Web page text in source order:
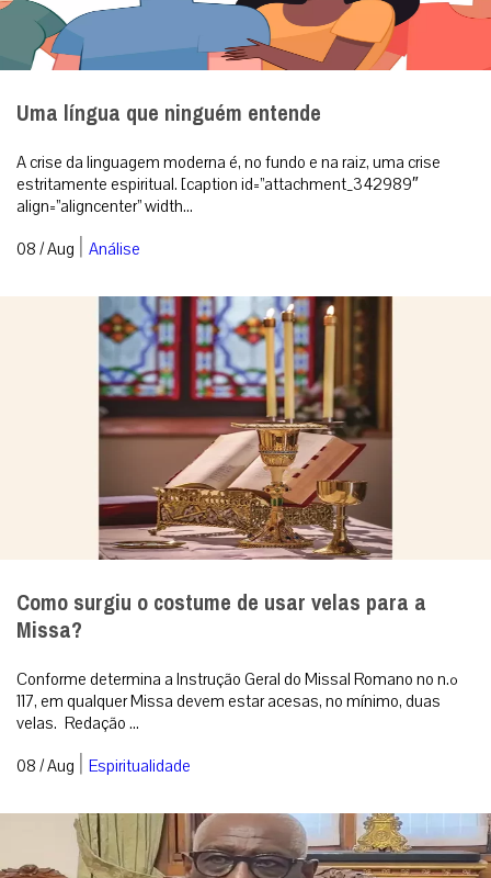
Uma língua que ninguém entende
A crise da linguagem moderna é, no fundo e na raiz, uma crise
estritamente espiritual. [caption id=”attachment_342989″
align=”aligncenter” width...
08 / Aug | Análise
Como surgiu o costume de usar velas para a
Missa?
Conforme determina a Instrução Geral do Missal Romano no n.º
117, em qualquer Missa devem estar acesas, no mínimo, duas
velas. Redação ...
08 / Aug | Espiritualidade